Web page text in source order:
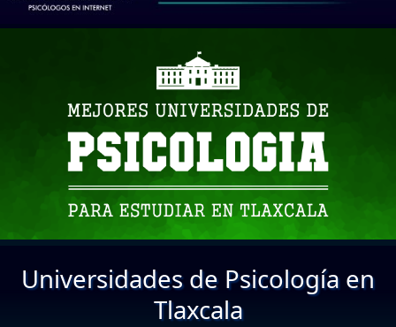
Universidades de Psicología en
Tlaxcala